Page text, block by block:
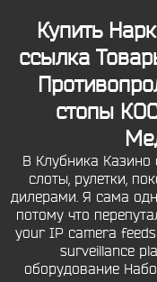
Купить
ссылка
стопы
В Клубника Казино
слоты, рулетки,
дилерами. Я сама
потому что
your IP camera
surveillance
оборудование